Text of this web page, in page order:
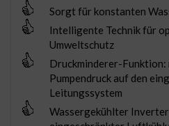
Sorgt für konstanten
Intelligente Technik für
Umweltschutz
Druckminderer-Funktion:
Pumpendruck auf den
Leitungssystem
Wassergekühlter